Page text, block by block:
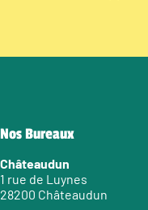
Nos Bureaux
Châteaudun
1 rue de Luynes
28200 Châteaudun